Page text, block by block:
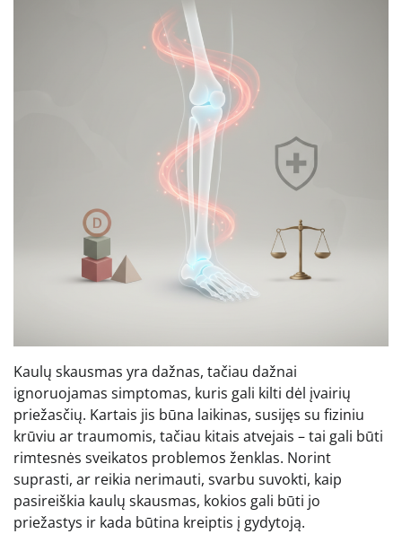
Kaulų skausmas yra dažnas, tačiau dažnai
ignoruojamas simptomas, kuris gali kilti dėl įvairių
priežasčių. Kartais jis būna laikinas, susijęs su fiziniu
krūviu ar traumomis, tačiau kitais atvejais – tai gali būti
rimtesnės sveikatos problemos ženklas. Norint
suprasti, ar reikia nerimauti, svarbu suvokti, kaip
pasireiškia kaulų skausmas, kokios gali būti jo
priežastys ir kada būtina kreiptis į gydytoją.